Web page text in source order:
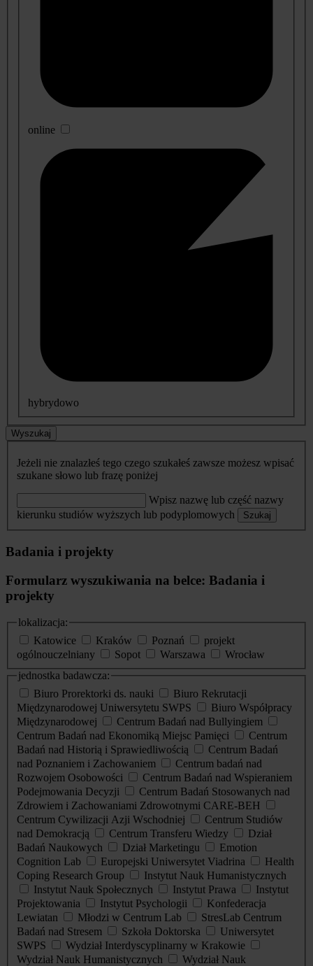
online
hybrydowo
Wyszukaj
Jeżeli nie znalazłeś tego czego szukałeś zawsze możesz wpisać
szukane słowo lub frazę poniżej
Wpisz nazwę lub część nazwy
kierunku studiów wyższych lub podyplomowych
Szukaj
Badania i projekty
Formularz wyszukiwania na belce: Badania i
projekty
lokalizacja:
Katowice
Kraków Poznań
projekt
ogólnouczelniany
Sopot Warszawa
Wrocław
jednostka badawcza:
Biuro Prorektorki ds. nauki
Biuro Rekrutacji
Międzynarodowej Uniwersytetu SWPS
Biuro Współpracy
Międzynarodowej
Centrum Badań nad Bullyingiem
Centrum Badań nad Ekonomiką Miejsc Pamięci
Centrum
Badań nad Historią i Sprawiedliwością
Centrum Badań
nad Poznaniem i Zachowaniem
Centrum badań nad
Rozwojem Osobowości
Centrum Badań nad Wspieraniem
Podejmowania Decyzji
Centrum Badań Stosowanych nad
Zdrowiem i Zachowaniami Zdrowotnymi CARE-BEH
Centrum Cywilizacji Azji Wschodniej
Centrum Studiów
nad Demokracją
Centrum Transferu Wiedzy
Dział
Badań Naukowych
Dział Marketingu
Emotion
Cognition Lab
Europejski Uniwersytet Viadrina
Health
Coping Research Group
Instytut Nauk Humanistycznych
Instytut Nauk Społecznych
Instytut Prawa
Instytut
Projektowania
Instytut Psychologii
Konfederacja
Lewiatan
Młodzi w Centrum Lab
StresLab Centrum
Badań nad Stresem
Szkoła Doktorska
Uniwersytet
SWPS
Wydział Interdyscyplinarny w Krakowie
Wydział Nauk Humanistycznych
Wydział Nauk